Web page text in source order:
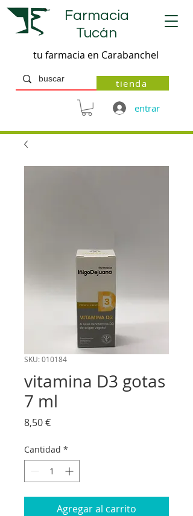
entrar
Farmacia
Tucán
tu farmacia en Carabanchel
tienda
SKU: 010184
vitamina D3 gotas
7 ml
8,50 €Precio
Cantidad *
Agregar al carrito